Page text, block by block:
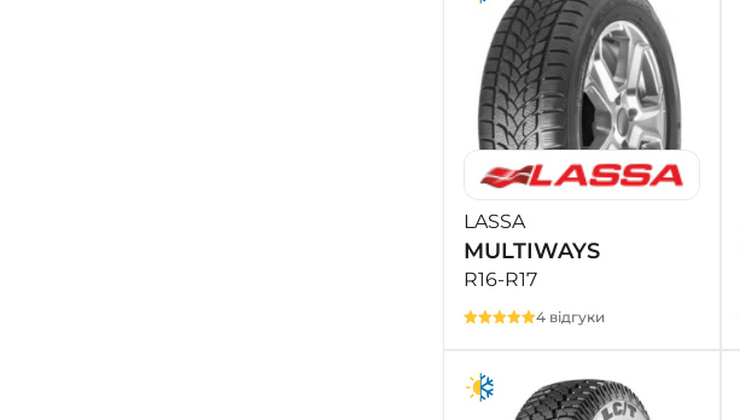
LASSA
MULTIWAYS
R16-R17
4 відгуки